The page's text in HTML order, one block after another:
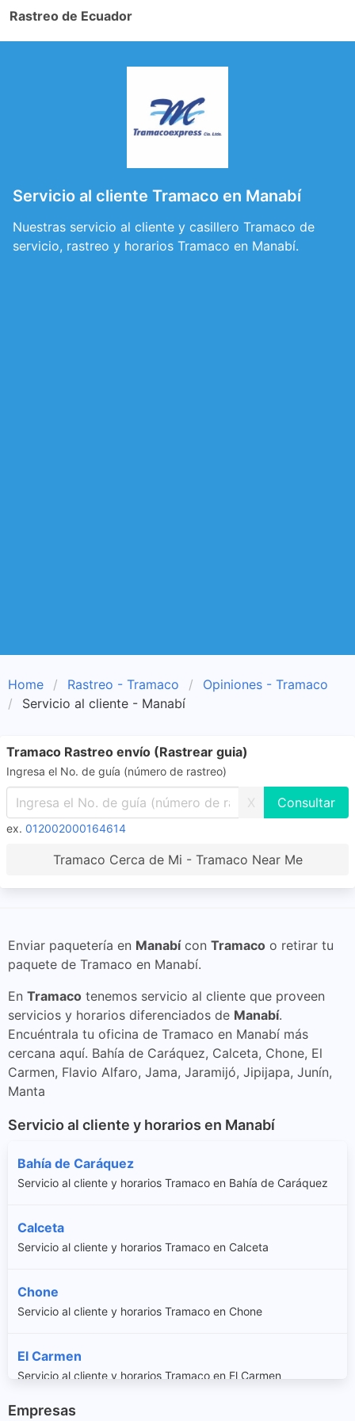
Rastreo de Ecuador
Servicio al cliente Tramaco en Manabí
Nuestras servicio al cliente y casillero Tramaco de
servicio, rastreo y horarios Tramaco en Manabí.
Home Rastreo - Tramaco
Opiniones - Tramaco
Servicio al cliente - Manabí
Tramaco Rastreo envío (Rastrear guia)
Ingresa el No. de guía (número de rastreo)
X
ex. 012002000164614
Tramaco Cerca de Mi - Tramaco Near Me
Enviar paquetería en Manabícon Tramaco o retirar tu
paquete de Tramaco en Manabí.
En Tramaco tenemos servicio al cliente que proveen
servicios y horarios diferenciados de Manabí.
Encuéntrala tu oficina de Tramaco en Manabí más
cercana aquí. Bahía de Caráquez, Calceta, Chone, El
Carmen, Flavio Alfaro, Jama, Jaramijó, Jipijapa, Junín,
Manta
Servicio al cliente y horarios en Manabí
Bahía de Caráquez
Servicio al cliente y horarios Tramaco en Bahía de Caráquez
Calceta
Servicio al cliente y horarios Tramaco en Calceta
Chone
Servicio al cliente y horarios Tramaco en Chone
El Carmen
Servicio al cliente y horarios Tramaco en El Carmen
Empresas